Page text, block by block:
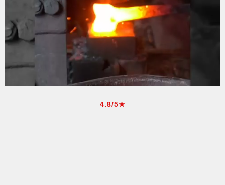
4.8/5★